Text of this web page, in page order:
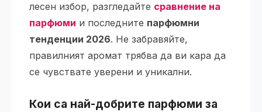
лесен избор, разгледайте сравнение на
парфюми и последните парфюмни
тенденции 2026. Не забравяйте,
правилният аромат трябва да ви кара да
се чувствате уверени и уникални.
Кои са най-добрите парфюми за